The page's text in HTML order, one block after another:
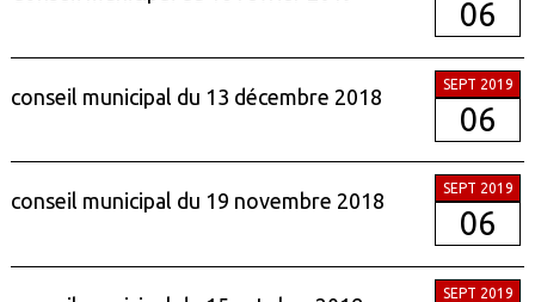
06
conseil municipal du 13 décembre 2018
SEPT 2019
06
conseil municipal du 19 novembre 2018
SEPT 2019
06
SEPT 2019